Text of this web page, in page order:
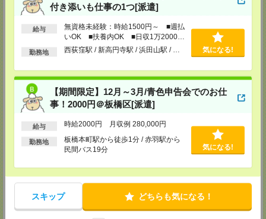
付き添いも仕事の1つ[派遣]
給与
無資格未経験：時給1500円～ ■週払
いOK ■扶養内OK ■日収1万2000円
以上
勤務地 西荻窪駅 / 新高円寺駅 / 浜田山駅 / … 気になる!
【期間限定】12月～3月/青色申告会でのお仕
事！2000円＠板橋区[派遣]
給与 時給2000円 月収例 280,000円
勤務地
板橋本町駅から徒歩1分 / 赤羽駅から
民間バス19分
気になる!
スキップ どちらも気になる！
(2)電話応募の場合
その場で登録も可能です。
弊社HPよりマイページ作成をお願いします
電話での登録の際に、マイページ作成をいただいた旨をお伝えください。
所要時間
・経験やご希望などをインタビュー
・お仕事のご紹介など
108-0023 東京都港区芝浦 3-1-1 田町ステーションタワーN 30F
TEL：03-4531-2965
受付可能日時：平日9時～19時